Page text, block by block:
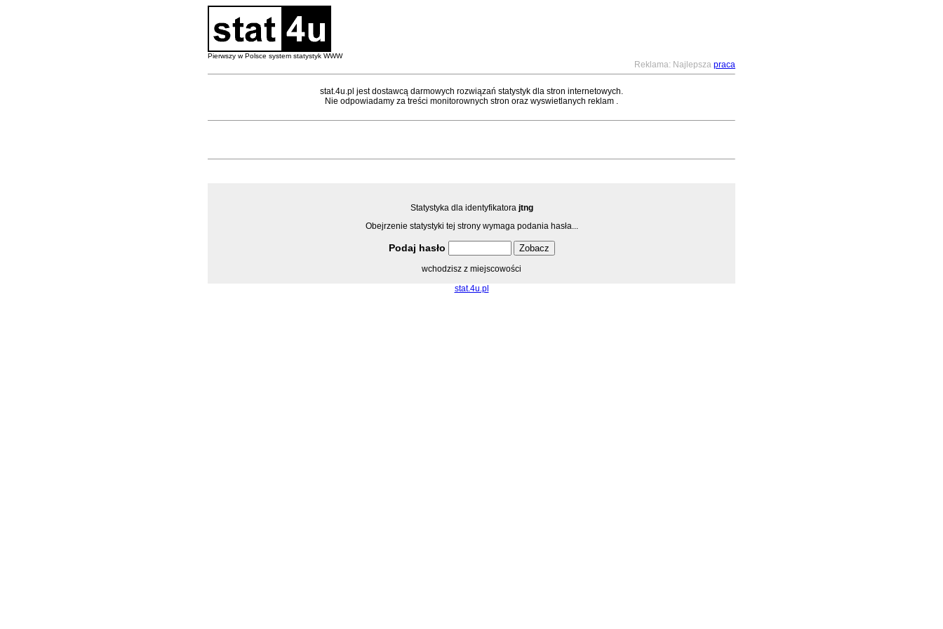
Pierwszy w Polsce system statystyk WWW
Reklama: Najlepsza praca
stat.4u.pl jest dostawcą darmowych rozwiązań statystyk dla stron internetowych.
Nie odpowiadamy za treści monitorownych stron oraz wyswietlanych reklam .
Statystyka dla identyfikatora jtng
Obejrzenie statystyki tej strony wymaga podania hasła...
Podaj hasło
wchodzisz z miejscowości
stat.4u.pl